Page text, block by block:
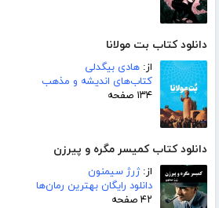
دانلود کتاب بت مولانا
از: هادی بیگدلی
کتاب‌های اندیشه و مذهب
۱۳۴ صفحه
دانلود کتاب کمیسر مگره و پیرزن
از:ژرژ سیمنون
دانلود رایگان بهترین رمان‌ها
۴۲ صفحه